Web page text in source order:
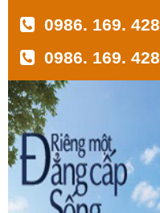
0986. 169. 428
0986. 169. 428